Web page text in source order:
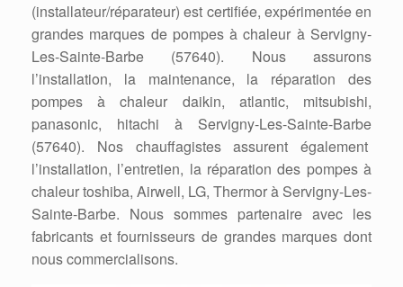
(installateur/réparateur) est certifiée, expérimentée en
grandes marques de pompes à chaleur à Servigny-
Les-Sainte-Barbe (57640). Nous assurons
l’installation, la maintenance, la réparation des
pompes à chaleur daikin, atlantic, mitsubishi,
panasonic, hitachi à Servigny-Les-Sainte-Barbe
(57640). Nos chauffagistes assurent également
l’installation, l’entretien, la réparation des pompes à
chaleur toshiba, Airwell, LG, Thermor à Servigny-Les-
Sainte-Barbe. Nous sommes partenaire avec les
fabricants et fournisseurs de grandes marques dont
nous commercialisons.